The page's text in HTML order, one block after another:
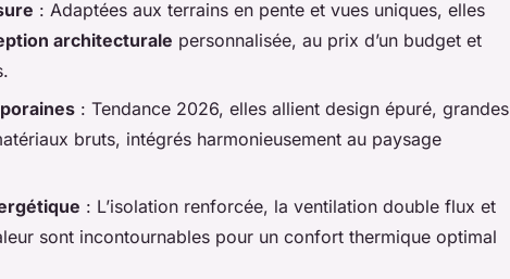
: Adaptées aux terrains en pente et vues uniques, elles
architecturale personnalisée, au prix d’un budget et
: Tendance 2026, elles allient design épuré, grandes
bruts, intégrés harmonieusement au paysage
: L’isolation renforcée, la ventilation double flux et
sont incontournables pour un confort thermique optimal